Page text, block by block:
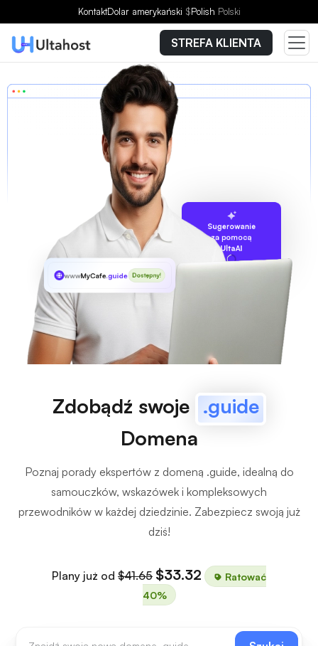
KontaktDolar amerykański $Polish Polski
STREFA KLIENTA
Sugerowanie
za pomocą
UltaAI
wwwMyCafe.guide Dostępny!
Zdobądź swoje .guide
Domena
Poznaj porady ekspertów z domeną .guide, idealną do
samouczków, wskazówek i kompleksowych
przewodników w każdej dziedzinie. Zabezpiecz swoją już
dziś!
Plany już od $41.65 $33.32
Ratować
40%